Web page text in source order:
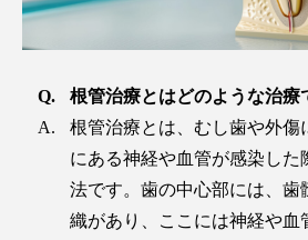
根管治療とはどのような治療
根管治療とは、むし歯や外傷
にある神経や血管が感染した
法です。歯の中心部には、歯
織があり、ここには神経や血